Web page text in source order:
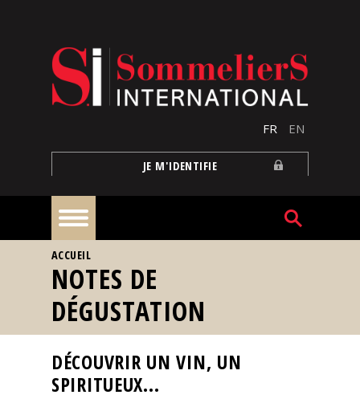
FR EN
JE M'IDENTIFIE
À
la
une
Reportages
Nos
VOUS ÊTES ICI
ACCUEIL
NOTES DE
DÉGUSTATION
DÉCOUVRIR UN VIN, UN
SPIRITUEUX...